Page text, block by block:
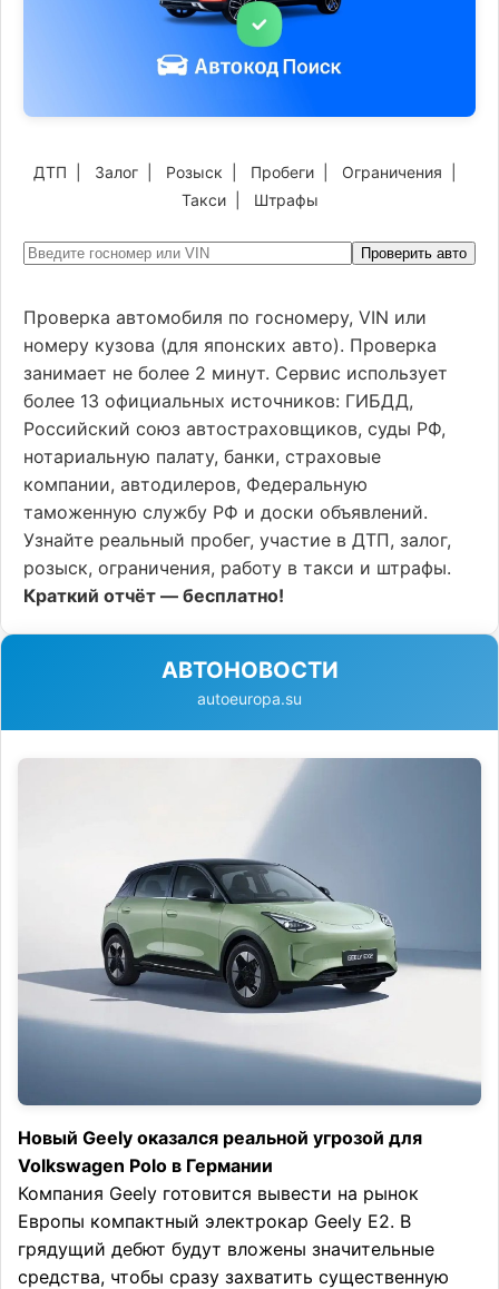
ДТП Залог Розыск Пробеги Ограничения
Такси| Штрафы
Проверить авто
Проверка автомобиля по госномеру, VIN или
номеру кузова (для японских авто). Проверка
занимает не более 2 минут. Сервис использует
более 13 официальных источников: ГИБДД,
Российский союз автостраховщиков, суды РФ,
нотариальную палату, банки, страховые
компании, автодилеров, Федеральную
таможенную службу РФ и доски объявлений.
Узнайте реальный пробег, участие в ДТП, залог,
розыск, ограничения, работу в такси и штрафы.
Краткий отчёт — бесплатно!
АВТОНОВОСТИ
autoeuropa.su
Новый Geely оказался реальной угрозой для
Volkswagen Polo в Германии
Компания Geely готовится вывести на рынок
Европы компактный электрокар Geely E2. В
грядущий дебют будут вложены значительные
средства, чтобы сразу захватить существенную